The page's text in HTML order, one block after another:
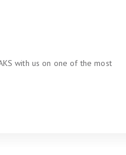
with us on one of the most